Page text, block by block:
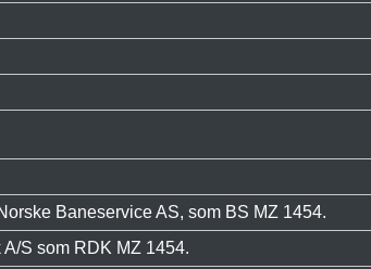
Baneservice AS, som BS MZ 1454.
S som RDK MZ 1454.